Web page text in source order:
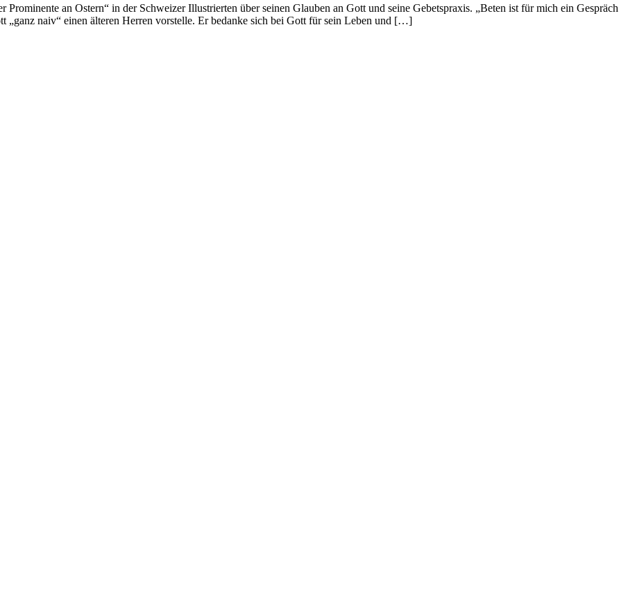
an Ostern“ in der Schweizer Illustrierten über seinen Glauben an Gott und seine Gebetspraxis. „Beten ist für mich ein Gespräch
„ganz naiv“ einen älteren Herren vorstelle. Er bedanke sich bei Gott für sein Leben und […]